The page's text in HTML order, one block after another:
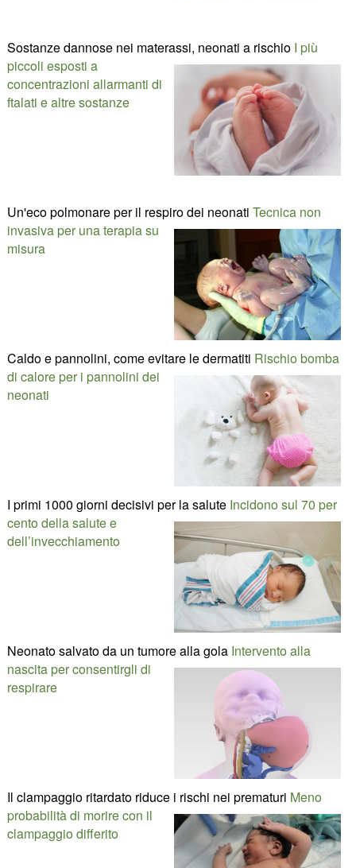
Sostanze dannose nei materassi, neonati a rischio I più
piccoli esposti a
concentrazioni allarmanti di
ftalati e altre sostanze
Un'eco polmonare per il respiro dei neonati Tecnica non
invasiva per una terapia su
misura
Caldo e pannolini, come evitare le dermatiti Rischio bomba
di calore per i pannolini dei
neonati
I primi 1000 giorni decisivi per la salute Incidono sul 70 per
cento della salute e
dell’invecchiamento
Neonato salvato da un tumore alla gola Intervento alla
nascita per consentirgli di
respirare
Il clampaggio ritardato riduce i rischi nei prematuri Meno
probabilità di morire con il
clampaggio differito